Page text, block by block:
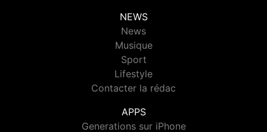
NEWS
News
Musique
Sport
Lifestyle
Contacter la rédac
APPS
Generations sur iPhone